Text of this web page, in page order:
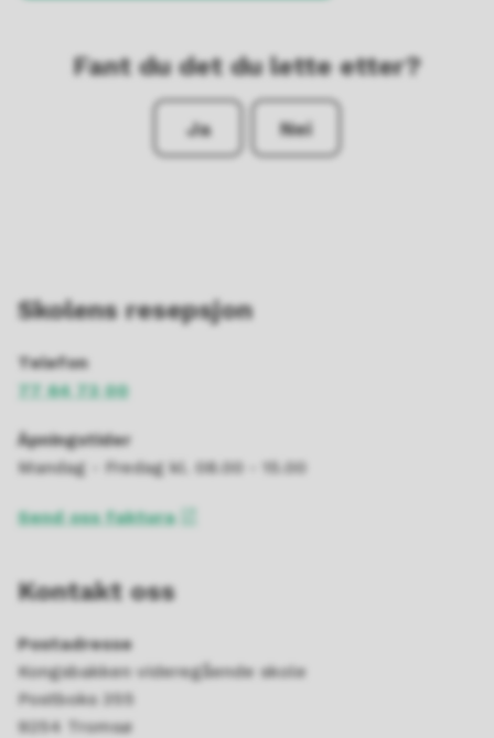
Fant du det du lette etter?
Ja Nei
Skolens resepsjon
Telefon
77 64 73 00
Åpningstider
Mandag - Fredag kl. 08.00 - 15.00
Send oss faktura
Kontakt oss
Postadresse
Kongsbakken videregående skole
Postboks 355
9254 Tromsø